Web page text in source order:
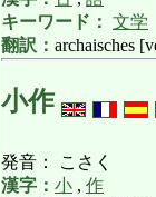
キーワード： 文学
翻訳： archaisches
小作
発音： こさく
漢字： 小 , 作